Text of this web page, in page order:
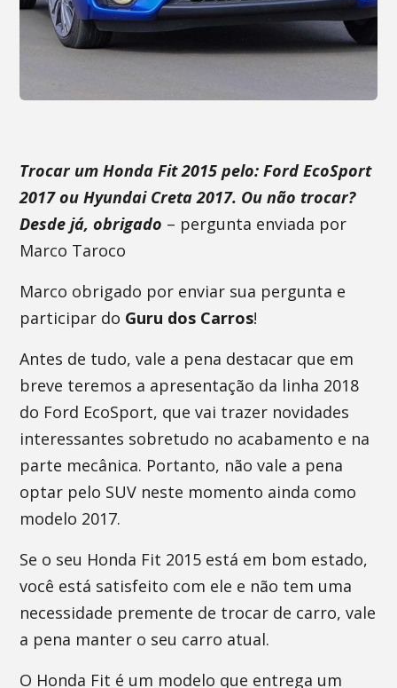
Trocar um Honda Fit 2015 pelo: Ford EcoSport
2017 ou Hyundai Creta 2017. Ou não trocar?
Desde já, obrigado – pergunta enviada por
Marco Taroco
Marco obrigado por enviar sua pergunta e
participar do Guru dos Carros!
Antes de tudo, vale a pena destacar que em
breve teremos a apresentação da linha 2018
do Ford EcoSport, que vai trazer novidades
interessantes sobretudo no acabamento e na
parte mecânica. Portanto, não vale a pena
optar pelo SUV neste momento ainda como
modelo 2017.
Se o seu Honda Fit 2015 está em bom estado,
você está satisfeito com ele e não tem uma
necessidade premente de trocar de carro, vale
a pena manter o seu carro atual.
O Honda Fit é um modelo que entrega um